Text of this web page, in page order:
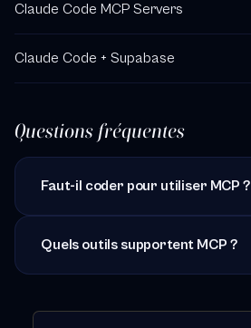
Claude Code MCP Servers
Claude Code + Supabase
Questions fréquentes
Faut-il coder pour utiliser MCP ?
Quels outils supportent MCP ?